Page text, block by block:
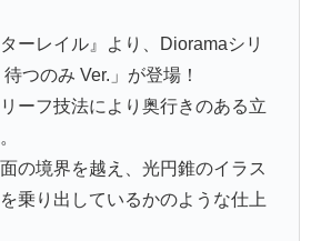
ーレイル』より、Dioramaシリ
つのみ Ver.」が登場！
ーフ技法により奥行きのある立
の境界を越え、光円錐のイラス
乗り出しているかのような仕上